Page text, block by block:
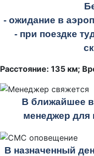
- ожидание в
- при поездке
Расстояние: 135 км;
В ближайшее
менеджер для
В назначенный